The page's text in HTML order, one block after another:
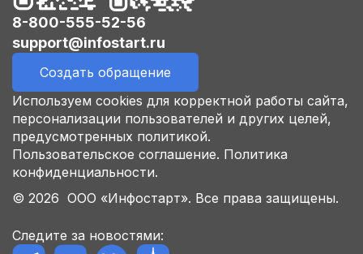
8-800-555-52-56
support@infostart.ru
Создать обращение
Используем cookies для корректной работы сайта,
персонализации пользователей и других целей,
предусмотренных политикой.
Пользовательское соглашение. Политика
конфиденциальности.
© 2026 ООО «Инфостарт». Все права защищены.
Следите за новостями: